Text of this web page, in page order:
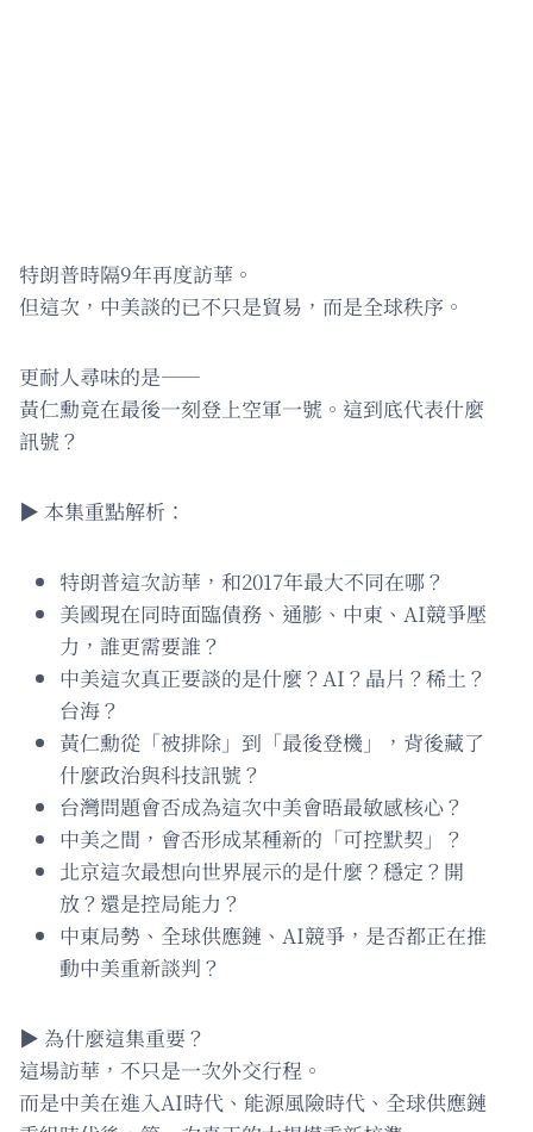
特朗普時隔9年再度訪華。
但這次，中美談的已不只是貿易，而是全球秩序。
更耐人尋味的是——
黃仁勳竟在最後一刻登上空軍一號。這到底代表什麼
訊號？
▶️ 本集重點解析：
特朗普這次訪華，和2017年最大不同在哪？
美國現在同時面臨債務、通膨、中東、AI競爭壓
力，誰更需要誰？
中美這次真正要談的是什麼？AI？晶片？稀土？
台海？
黃仁勳從「被排除」到「最後登機」，背後藏了
什麼政治與科技訊號？
台灣問題會否成為這次中美會晤最敏感核心？
中美之間，會否形成某種新的「可控默契」？
北京這次最想向世界展示的是什麼？穩定？開
放？還是控局能力？
中東局勢、全球供應鏈、AI競爭，是否都正在推
動中美重新談判？
▶️ 為什麼這集重要？
這場訪華，不只是一次外交行程。
而是中美在進入AI時代、能源風險時代、全球供應鏈